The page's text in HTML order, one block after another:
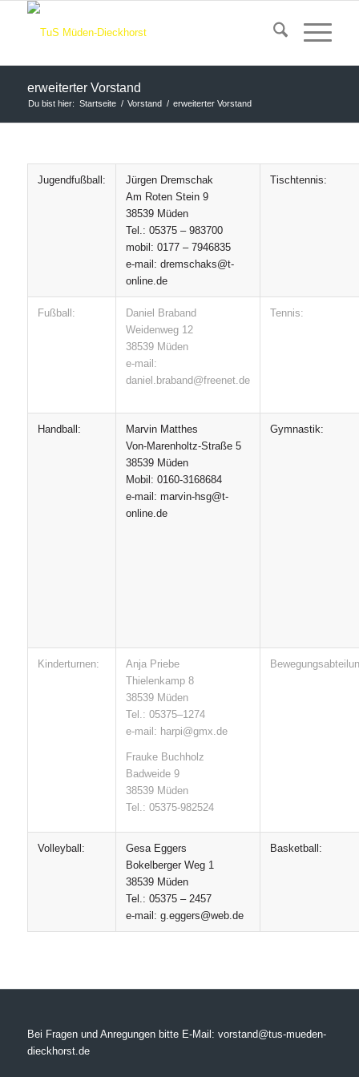
erweiterter Vorstand
Du bist hier: Startseite / Vorstand / erweiterter Vorstand
Jugendfußball:
Jürgen Dremschak
Am Roten Stein 9
38539 Müden
Tel.: 05375 – 983700
mobil: 0177 – 7946835
e-mail: dremschaks@t-
online.de
Tischtennis:
Fußball:
Daniel Braband
Weidenweg 12
38539 Müden
e-mail:
daniel.braband@freenet.de
Tennis:
Handball:
Marvin Matthes
Von-Marenholtz-Straße 5
38539 Müden
Mobil: 0160-3168684
e-mail: marvin-hsg@t-
online.de
Gymnastik:
Kinderturnen:
Anja Priebe
Thielenkamp 8
38539 Müden
Tel.: 05375–1274
e-mail: harpi@gmx.de
Frauke Buchholz
Badweide 9
38539 Müden
Tel.: 05375-982524
Volleyball:
Gesa Eggers
Bokelberger Weg 1
38539 Müden
Tel.: 05375 – 2457
e-mail: g.eggers@web.de
Basketball:
Bei Fragen und Anregungen bitte E-Mail: vorstand@tus-mueden-
dieckhorst.de